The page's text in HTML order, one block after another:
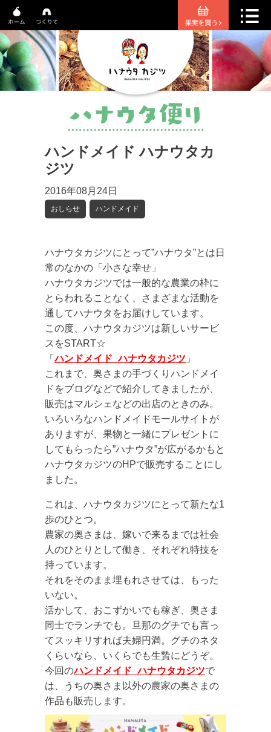
ハンドメイド ハナウタカ
ジツ
2016年08月24日
おしらせ ハンドメイド
ハナウタカジツにとって”ハナウタ”とは日
常のなかの「小さな幸せ」
ハナウタカジツでは一般的な農業の枠に
とらわれることなく、さまざまな活動を
通してハナウタをお届けしています。
この度、ハナウタカジツは新しいサービ
スをSTART☆
「ハンドメイド_ハナウタカジツ 」
これまで、奥さまの手づくりハンドメイ
ドをブログなどで紹介してきましたが、
販売はマルシェなどの出店のときのみ。
いろいろなハンドメイドモールサイトが
ありますが、果物と一緒にプレゼントに
してもらったら”ハナウタ”が広がるかもと
ハナウタカジツのHPで販売することにし
ました。
これは、ハナウタカジツにとって新たな1
歩のひとつ。
農家の奥さまは、嫁いで来るまでは社会
人のひとりとして働き、それぞれ特技を
持っています。
それをそのまま埋もれさせては、もった
いない。
活かして、おこずかいでも稼ぎ、奥さま
同士でランチでも。旦那のグチでも言っ
てスッキリすれば夫婦円満。グチのネタ
くらいなら、いくらでも生贄にどうぞ。
今回のハンドメイド_ハナウタカジツで
は、うちの奥さま以外の農家の奥さまの
作品も販売します。